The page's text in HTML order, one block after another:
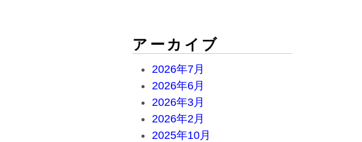
アーカイブ
2026年7月
2026年6月
2026年3月
2026年2月
2025年10月